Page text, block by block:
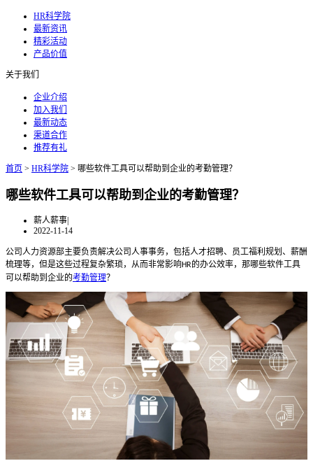
HR科学院
最新资讯
精彩活动
产品价值
关于我们
企业介绍
加入我们
最新动态
渠道合作
推荐有礼
首页 > HR科学院 > 哪些软件工具可以帮助到企业的考勤管理？
哪些软件工具可以帮助到企业的考勤管理？
薪人薪事|
2022-11-14
公司人力资源部主要负责解决公司人事事务，包括人才招聘、员工福利规划、薪酬
梳理等，但是这些过程复杂繁琐，从而非常影响HR的办公效率，那哪些软件工具
可以帮助到企业的考勤管理？